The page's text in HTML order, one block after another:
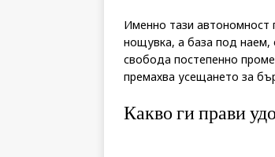
Именно тази автономност
нощувка, а база под наем,
свобода постепенно
премахва усещането за
Какво ги прави